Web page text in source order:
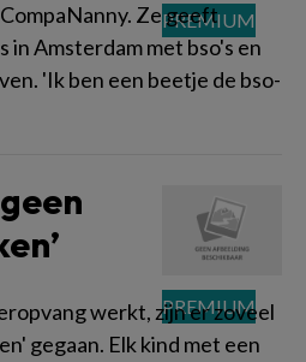
Ze geeft
in Amsterdam met bso's en
'Ik ben een beetje de bso-
werkt, zijn er zoveel
gegaan. Elk kind met een